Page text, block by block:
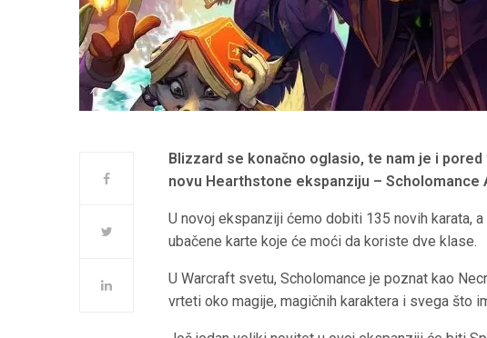
Blizzard se konačno oglasio, te nam je i
novu Hearthstone ekspanziju – Scholomance
U novoj ekspanziji ćemo dobiti 135 novih karata,
ubačene karte koje će moći da koriste dve klase.
U Warcraft svetu, Scholomance je poznat kao
vrteti oko magije, magičnih karaktera i svega što